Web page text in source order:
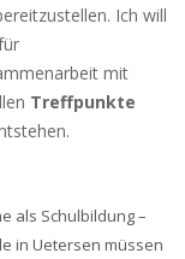
Ich will
mit
Treffpunkte
als Schulbildung –
in Uetersen müssen